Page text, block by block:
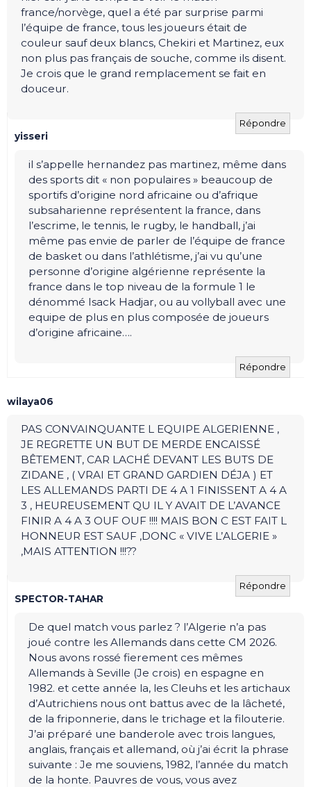
france/norvège, quel a été par surprise parmi
l’équipe de france, tous les joueurs était de
couleur sauf deux blancs, Chekiri et Martinez, eux
non plus pas français de souche, comme ils disent.
Je crois que le grand remplacement se fait en
douceur.
Répondre
yisseri
il s’appelle hernandez pas martinez, même dans
des sports dit « non populaires » beaucoup de
sportifs d’origine nord africaine ou d’afrique
subsaharienne représentent la france, dans
l’escrime, le tennis, le rugby, le handball, j’ai
même pas envie de parler de l’équipe de france
de basket ou dans l’athlétisme, j’ai vu qu’une
personne d’origine algérienne représente la
france dans le top niveau de la formule 1 le
dénommé Isack Hadjar, ou au vollyball avec une
equipe de plus en plus composée de joueurs
d’origine africaine….
Répondre
wilaya06
PAS CONVAINQUANTE L EQUIPE ALGERIENNE ,
JE REGRETTE UN BUT DE MERDE ENCAISSÉ
BÊTEMENT, CAR LACHÉ DEVANT LES BUTS DE
ZIDANE , ( VRAI ET GRAND GARDIEN DÉJA ) ET
LES ALLEMANDS PARTI DE 4 A 1 FINISSENT A 4 A
3 , HEUREUSEMENT QU IL Y AVAIT DE L’AVANCE
FINIR A 4 A 3 OUF OUF !!!! MAIS BON C EST FAIT L
HONNEUR EST SAUF ,DONC « VIVE L’ALGERIE »
,MAIS ATTENTION !!!??
Répondre
SPECTOR-TAHAR
De quel match vous parlez ? l’Algerie n’a pas
joué contre les Allemands dans cette CM 2026.
Nous avons rossé fierement ces mêmes
Allemands à Seville (Je crois) en espagne en
1982. et cette année la, les Cleuhs et les artichaux
d’Autrichiens nous ont battus avec de la lâcheté,
de la friponnerie, dans le trichage et la filouterie.
J’ai préparé une banderole avec trois langues,
anglais, français et allemand, où j’ai écrit la phrase
suivante : Je me souviens, 1982, l’année du match
de la honte. Pauvres de vous, vous avez